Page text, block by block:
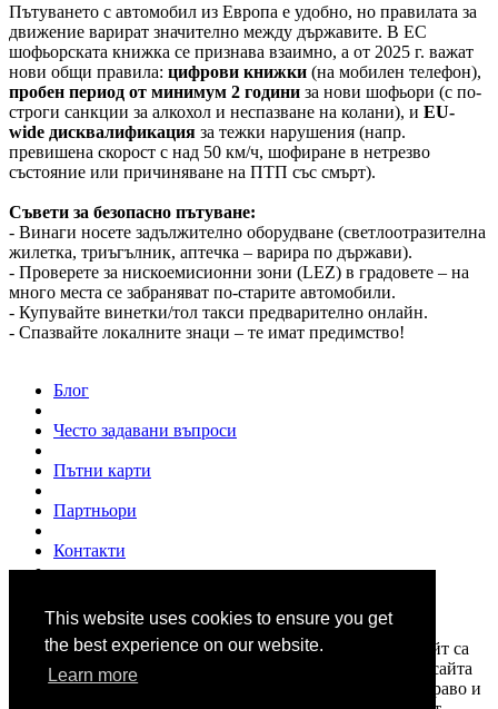
This website uses cookies to ensure you get
the best experience on our website.
Learn more
Пътуването с автомобил из Европа е удобно, но правилата за
движение варират значително между държавите. В ЕС
шофьорската книжка се признава взаимно, а от 2025 г. важат
нови общи правила: цифрови книжки (на мобилен телефон),
пробен период от минимум 2 години за нови шофьори (с по-
строги санкции за алкохол и неспазване на колани), и EU-
wide дисквалификация за тежки нарушения (напр.
превишена скорост с над 50 км/ч, шофиране в нетрезво
състояние или причиняване на ПТП със смърт).
Съвети за безопасно пътуване:
- Винаги носете задължително оборудване (светлоотразителна
жилетка, триъгълник, аптечка – варира по държави).
- Проверете за нискоемисионни зони (LEZ) в градовете – на
много места се забраняват по-старите автомобили.
- Купувайте винетки/тол такси предварително онлайн.
- Спазвайте локалните знаци – те имат предимство!
Блог
Често задавани въпроси
Пътни карти
Партньори
Контакти
© 2007 - 2026www.shofior.com. Всички права запазени.
Всички текстове и изображения публикувани в този сайт са
собственост на "Шофьор.ком" и на всички цитирани в сайта
източници, и са под закрила на "Закона за авторското право и